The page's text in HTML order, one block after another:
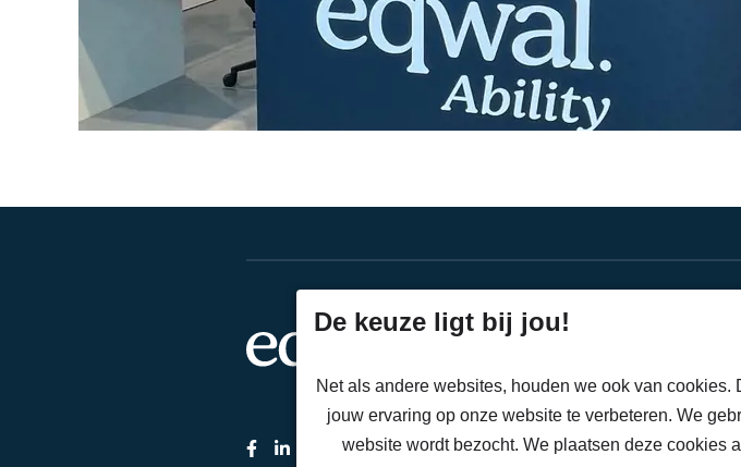
Onze zorgoplossingen
Over Eqwal Ability
Veelgestelde vragen
Onderhoud & reparaties